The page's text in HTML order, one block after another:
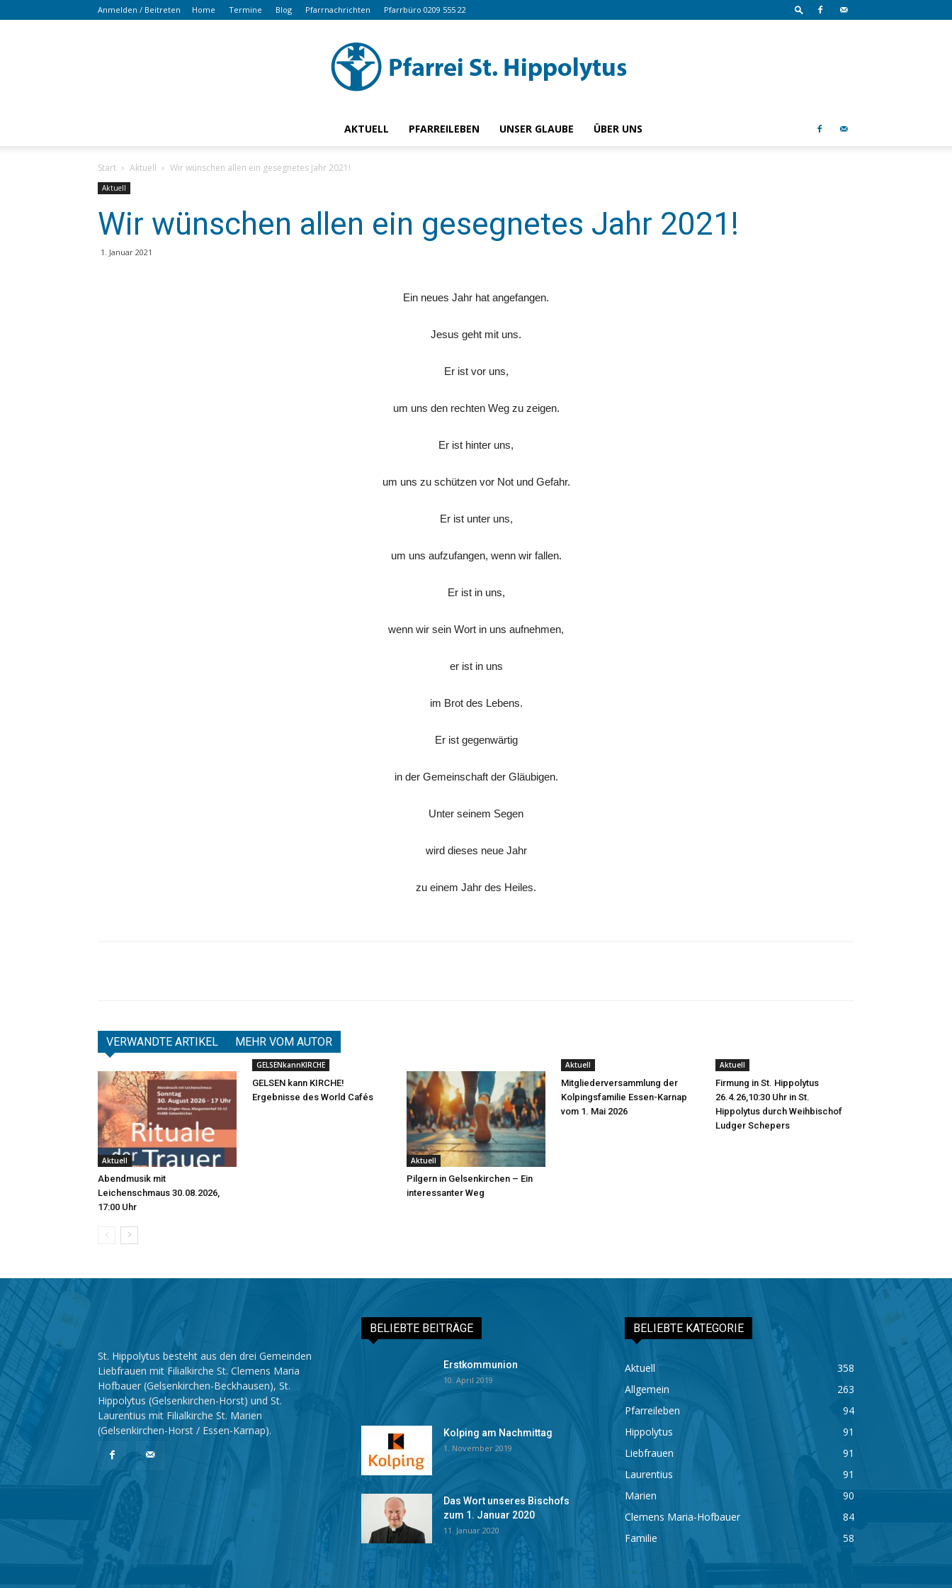
Anmelden / Beitreten Home Termine Blog Pfarrnachrichten Pfarrbüro 0209 555 22
AKTUELL PFARREILEBEN UNSER GLAUBE ÜBER UNS
Start Aktuell Wir wünschen allen ein gesegnetes Jahr 2021!
Aktuell
Wir wünschen allen ein gesegnetes Jahr 2021!
1. Januar 2021
Ein neues Jahr hat angefangen.
Jesus geht mit uns.
Er ist vor uns,
um uns den rechten Weg zu zeigen.
Er ist hinter uns,
um uns zu schützen vor Not und Gefahr.
Er ist unter uns,
um uns aufzufangen, wenn wir fallen.
Er ist in uns,
wenn wir sein Wort in uns aufnehmen,
er ist in uns
im Brot des Lebens.
Er ist gegenwärtig
in der Gemeinschaft der Gläubigen.
Unter seinem Segen
wird dieses neue Jahr
zu einem Jahr des Heiles.
VERWANDTE ARTIKEL MEHR VOM AUTOR
Aktuell
Abendmusik mit
Leichenschmaus 30.08.2026,
17:00 Uhr
GELSENkannKIRCHE
GELSEN kann KIRCHE!
Ergebnisse des World Cafés
Aktuell
Pilgern in Gelsenkirchen – Ein
interessanter Weg
Aktuell
Mitgliederversammlung der
Kolpingsfamilie Essen-Karnap
vom 1. Mai 2026
Aktuell
Firmung in St. Hippolytus
26.4.26,10:30 Uhr in St.
Hippolytus durch Weihbischof
Ludger Schepers
St. Hippolytus besteht aus den drei Gemeinden
Liebfrauen mit Filialkirche St. Clemens Maria
Hofbauer (Gelsenkirchen-Beckhausen), St.
Hippolytus (Gelsenkirchen-Horst) und St.
Laurentius mit Filialkirche St. Marien
(Gelsenkirchen-Horst / Essen-Karnap).
BELIEBTE BEITRÄGE
Erstkommunion
10. April 2019
Kolping am Nachmittag
1. November 2019
Das Wort unseres Bischofs
zum 1. Januar 2020
11. Januar 2020
BELIEBTE KATEGORIE
Aktuell
358
Allgemein
263
Pfarreileben
94
Hippolytus
91
Liebfrauen
91
Laurentius
91
Marien
90
Clemens Maria-Hofbauer
84
Familie
58